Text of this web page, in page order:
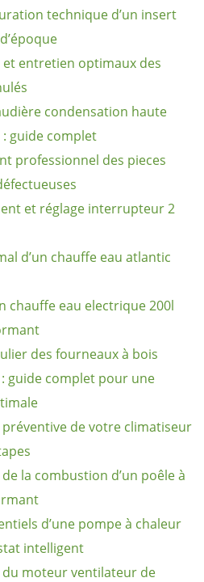
technique d’un insert
entretien optimaux des
condensation haute
guide complet
professionnel des pieces
et réglage interrupteur 2
d’un chauffe eau atlantic
chauffe eau electrique 200l
des fourneaux à bois
guide complet pour une
de votre climatiseur
la combustion d’un poêle à
d’une pompe à chaleur
intelligent
du moteur ventilateur de